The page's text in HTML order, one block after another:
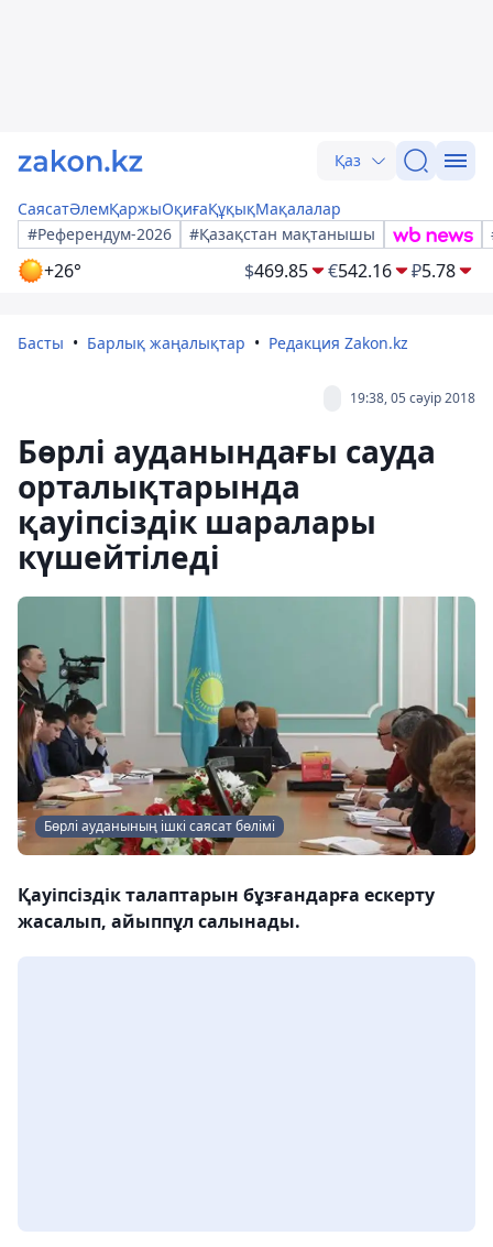
Қаз
СаясатӘлемҚаржыОқиғаҚұқықМақалалар
#Референдум-2026
#Қазақстан мақтанышы
+26° $469.85 €542.16 ₽5.78
Басты Барлық жаңалықтар Редакция Zakon.kz
19:38, 05 сәуір 2018
Бөрлі ауданындағы сауда
орталықтарында
қауіпсіздік шаралары
күшейтіледі
Бөрлі ауданының ішкі саясат бөлімі
Қауіпсіздік талаптарын бұзғандарға ескерту
жасалып, айыппұл салынады.